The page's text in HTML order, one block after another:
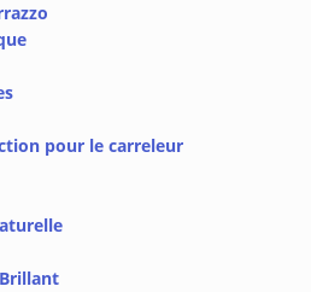
pour le carreleur